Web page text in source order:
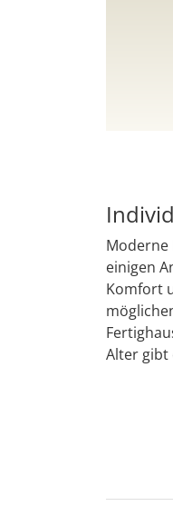
Moderne
einigen
Komfort
Alter gibt